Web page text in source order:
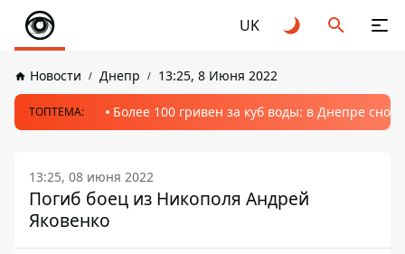
UK
Новости Днепр 13:25, 8 Июня 2022
ТОПТЕМА: Более 100 гривен за куб воды: в Днепре
13:25, 08 июня 2022
Погиб боец из Никополя Андрей
Яковенко